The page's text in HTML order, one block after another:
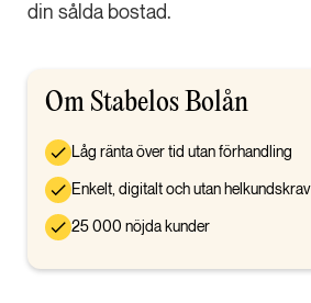
din sålda bostad.
Om Stabelos Bolån
Låg ränta över tid utan förhandling
Enkelt, digitalt och utan helkundskrav
25 000 nöjda kunder